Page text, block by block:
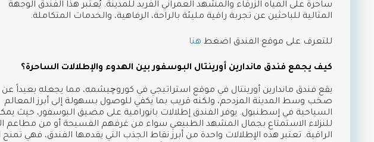
ساحرة على المياه الزرقاء والمشهد العمراني الفريد للمدينة. يُعتبر هذا الفندق الوجهة
المثالية للباحثين عن تجربة راقية مليئة بالراحة، الرفاهية، والخدمات المتكاملة.
للتعرف على موقع الفندق اضغط هنا
كيف يجمع فندق ماندارين أورينتال البوسفور بين الهدوء والإطلالات الساحرة؟
يقع فندق ماندارين أورينتال في موقع استراتيجي في كوروچيشمه، مما يجعله بعيداً عن
صخب وسط المدينة المزدحم، ولكنه قريب بما يكفي للوصول بسهولة إلى أبرز المعالم
السياحية في إسطنبول. يوفر الفندق إطلالات بانورامية على مضيق البوسفور، حيث
للنزلاء الاستمتاع بجمال المشهد الطبيعي سواء من غرفهم الفسيحة أو من مطاعم
الراقية. تعتبر هذه الإطلالات واحدة من أبرز نقاط الجذب التي يقدمها الفندق، فهي تمنح